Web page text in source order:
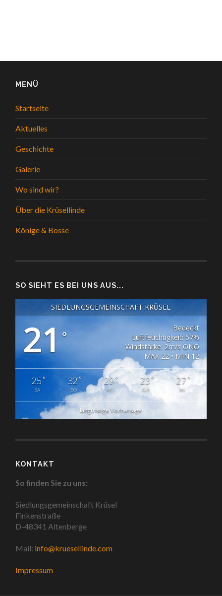
MENÜ
Startseite
Aktuelles
Geschichte
Galerie
Wo sind wir?
Über die Krüsellinde
Könige & Bosse
SO SIEHT ES BEI UNS AUS...
SIEDLUNGSGEMEINSCHAFT KRÜSEL
21°
Bedeckt
Luftfeuchtigkeit: 57%
Windstärke: 2m/s ONO
MAX 22 • MIN 12
25°
SA
32 °
SO
29°
MO
23°
DIE
27°
MI
langfristige Vorhersage
KONTAKT
So finden Sie zu uns:
Siedlungsgemeinschaft Krüsel
Finkenstraße
D-48341 Altenberge
Mail: info@kruesellinde.com
Impressum